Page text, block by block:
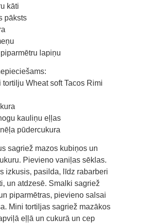
kāti
pāksts
lapiņu
tortilju Wheat soft Tacos Rimi
kauliņu eļļas
pūdercukura
sagriež mazos kubiņos un
Pievieno vaniļas sēklas.
izkusis, pasilda, līdz rabarberi
un atdzesē. Smalki sagriež
piparmētras, pievieno salsai
Mini tortiljas sagriež mazākos
eļļā un cukurā un cep